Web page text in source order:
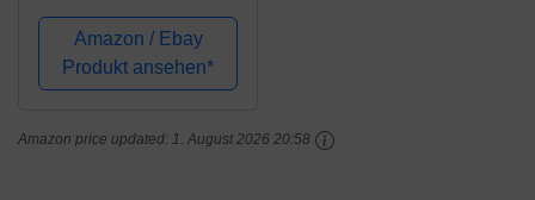
Personalisiert mit
Individueller Wunsch-
Gravur - 34 x 18 x 20
Geschenkkiste -...
Amazon / Ebay
Produkt ansehen*
Amazon price updated: 1. August 2026 20:58